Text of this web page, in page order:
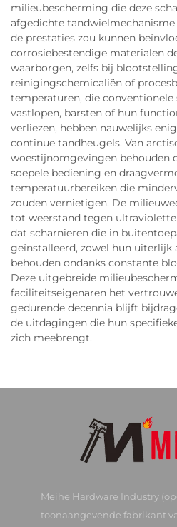
milieubescherming die deze
afgedichte
de prestaties zou kunnen
corrosiebestendige materialen
waarborgen, zelfs bij
reinigingschemicaliën of
temperaturen, die conventionele
vastlopen, barsten of hun
verliezen, hebben nauwelijks
continue tandheugels. Van
woestijnomgevingen behouden
soepele bediening en
temperatuurbereiken die
zouden vernietigen. De
tot weerstand tegen
dat scharnieren die in
geïnstalleerd, zowel hun
behouden ondanks constante
Deze uitgebreide
faciliteitseigenaren het
gedurende decennia blijft
de uitdagingen die hun
zich meebrengt.
Meihe Hardware Industry
toonaangevende fabrikant